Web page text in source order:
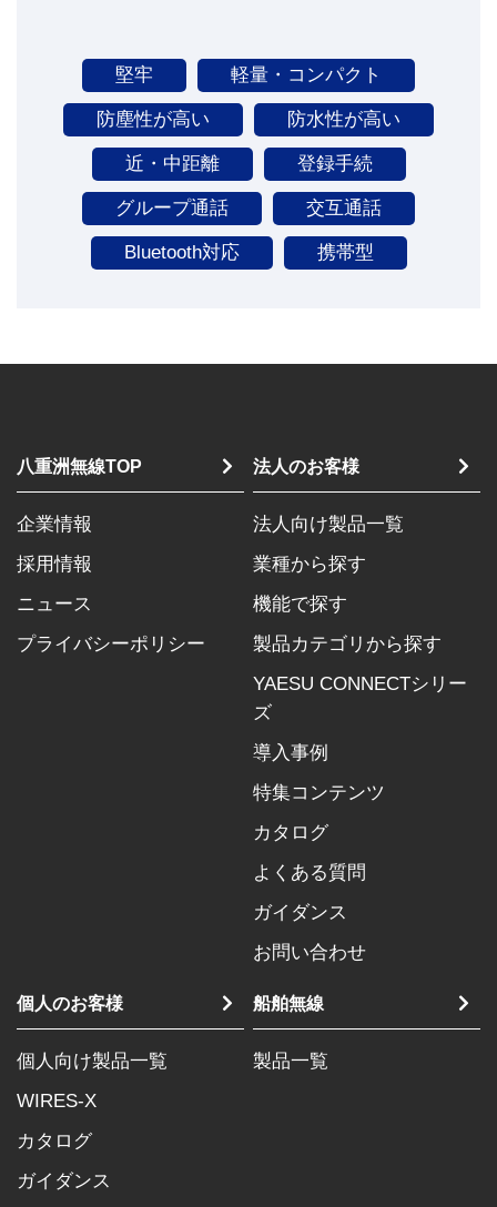
堅牢 軽量・コンパクト
防塵性が高い 防水性が高い
近・中距離 登録手続
グループ通話 交互通話
Bluetooth対応 携帯型
八重洲無線TOP
企業情報
採用情報
ニュース
プライバシーポリシー
法人のお客様
法人向け製品一覧
業種から探す
機能で探す
製品カテゴリから探す
YAESU CONNECTシリー
ズ
導入事例
特集コンテンツ
カタログ
よくある質問
ガイダンス
お問い合わせ
個人のお客様
個人向け製品一覧
WIRES-X
カタログ
ガイダンス
船舶無線
製品一覧